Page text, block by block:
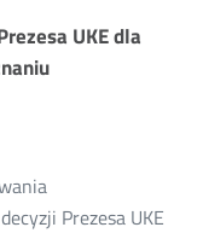
UKE dla
Prezesa UKE